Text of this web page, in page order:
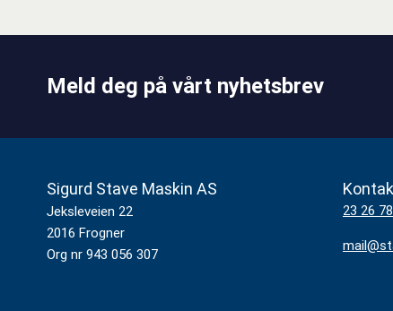
Meld deg på vårt nyhetsbrev
Sigurd Stave Maskin AS
Jeksleveien 22
2016 Frogner
Org nr 943 056 307
23 26